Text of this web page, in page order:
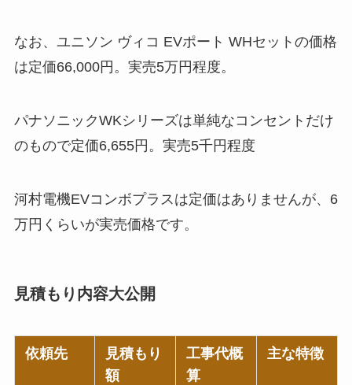
なお、ユニソン ヴィコ EVポート WHセットの価格
は定価66,000円。実売5万円程度。
パナソニックWKシリーズは単純なコンセントだけ
のもので定価6,655円。実売5千円程度
河村電機EVコンボプラスは定価はありませんが、6
万円くらいが実売価格です。
見積もり内容大公開
依頼先
見積もり
額
工事代概
算
主な特徴